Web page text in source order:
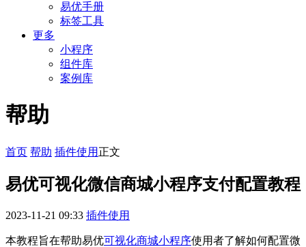
易优手册
标签工具
更多
小程序
组件库
案例库
帮助
首页 帮助 插件使用 正文
易优可视化微信商城小程序支付配置教程
2023-11-21 09:33 插件使用
本教程旨在帮助易优可视化商城小程序使用者了解如何配置微